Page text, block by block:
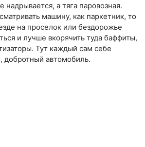
надрывается, а тяга паровозная.
машину, как паркетник, то
на проселок или бездорожье
и лучше вкорячить туда баффиты,
Тут каждый сам себе
добротный автомобиль.